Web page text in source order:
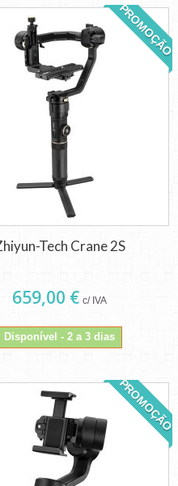
PROMOÇÃO
Tech Crane 2S
659,00 € c/ IVA
Disponível - 2 a 3 dias
PROMOÇÃO